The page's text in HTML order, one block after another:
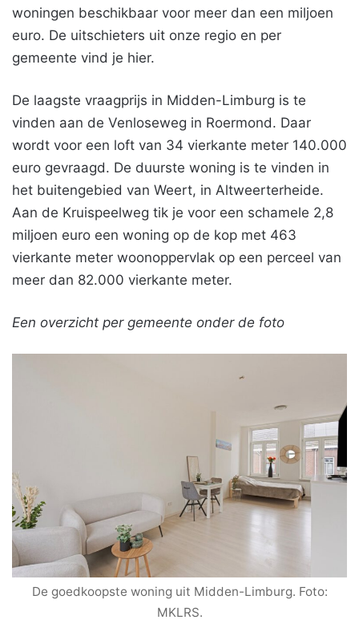
woningen beschikbaar voor meer dan een miljoen
euro. De uitschieters uit onze regio en per
gemeente vind je hier.
De laagste vraagprijs in Midden-Limburg is te
vinden aan de Venloseweg in Roermond. Daar
wordt voor een loft van 34 vierkante meter 140.000
euro gevraagd. De duurste woning is te vinden in
het buitengebied van Weert, in Altweerterheide.
Aan de Kruispeelweg tik je voor een schamele 2,8
miljoen euro een woning op de kop met 463
vierkante meter woonoppervlak op een perceel van
meer dan 82.000 vierkante meter.
Een overzicht per gemeente onder de foto
De goedkoopste woning uit Midden-Limburg. Foto:
MKLRS.